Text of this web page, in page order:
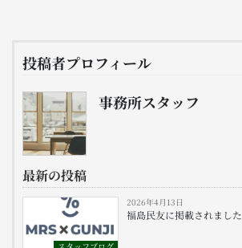
投稿者プロフィール
事務所スタッフ
最新の投稿
2026年4月13日
福島民友に掲載されました